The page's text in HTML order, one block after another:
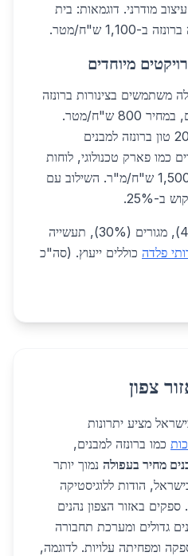
40 שנה, עיצוב מודרני. דוגמאות: בית
ש"ח/מטר.
מיוחדים
משתמשים בצינורות ברונזה
למכונות, עמידים לכימיקלים, במחיר 800 ש"ח/מטר.
פרויקט תעשייה 4.0 כולל 20 טון ברונזה למבנים
כמו פארק טכנולוגי, לוחות
ברונזה דקורטיביים במחיר 1,500 ש"ח/מ"ר. השילוב עם
ב-25%.
סיכום יישומים: בנייה (40%), מגורים (30%), תעשייה
פלדה כוללים ייעוץ. (סה"כ
צפון
בישראל מציע יתרונות
כמו ברונזה למבנים,
מחיר בעפולה נמוך יותר
הודות ללוגיסטיקה
ספקים באזור הצפון נהנים
גדולים ומערכת תחבורה
ומפחיתה עלויות. לדוגמה,